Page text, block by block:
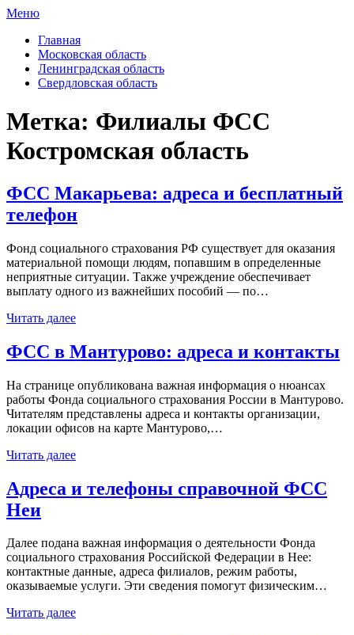
Меню
Главная
Московская область
Ленинградская область
Свердловская область
Метка: Филиалы ФСС
Костромская область
ФСС Макарьева: адреса и бесплатный
телефон
Фонд социального страхования РФ существует для оказания
материальной помощи людям, попавшим в определенные
неприятные ситуации. Также учреждение обеспечивает
выплату одного из важнейших пособий — по…
Читать далее
ФСС в Мантурово: адреса и контакты
На странице опубликована важная информация о нюансах
работы Фонда социального страхования России в Мантурово.
Читателям представлены адреса и контакты организации,
локации офисов на карте Мантурово,…
Читать далее
Адреса и телефоны справочной ФСС
Неи
Далее подана важная информация о деятельности Фонда
социального страхования Российской Федерации в Нее:
контактные данные, адреса филиалов, режим работы,
оказываемые услуги. Эти сведения помогут физическим…
Читать далее